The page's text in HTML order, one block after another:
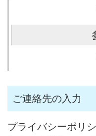
ご連絡先の入力
プライバシーポリ